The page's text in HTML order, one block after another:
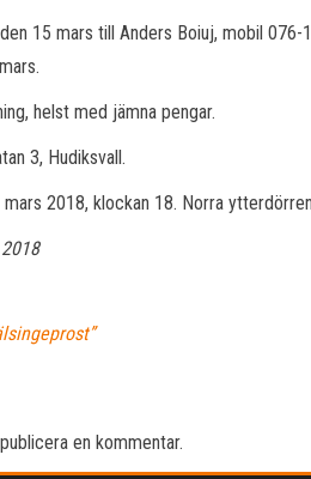
15 mars till Anders Boiuj, mobil
helst med jämna pengar.
3, Hudiksvall.
mars 2018, klockan 18. Norra
en kommentar.